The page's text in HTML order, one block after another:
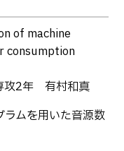
of machine
consumption
攻2年 有村和真
ムを用いた音源数
合わせ
員向け